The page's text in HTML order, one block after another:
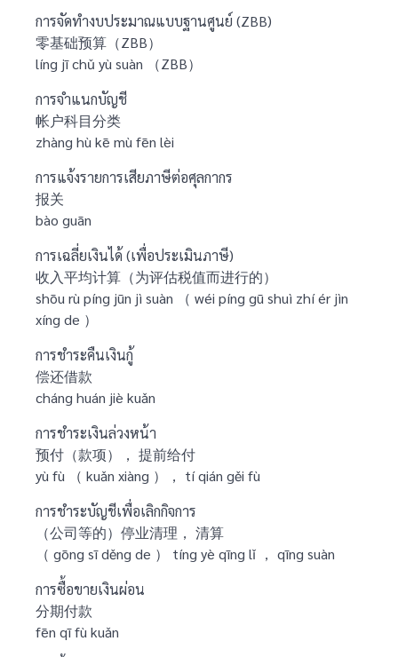
การจัดทำงบประมาณแบบฐานศูนย์ (ZBB)
零基础预算（ZBB）
líng jī chǔ yù suàn （ZBB）
การจำแนกบัญชี
帐户科目分类
zhàng hù kē mù fēn lèi
การแจ้งรายการเสียภาษีต่อศุลกากร
报关
bào guān
การเฉลี่ยเงินได้ (เพื่อประเมินภาษี)
收入平均计算（为评估税值而进行的）
shōu rù píng jūn jì suàn （ wéi píng gū shuì zhí ér jìn
xíng de ）
การชำระคืนเงินกู้
偿还借款
cháng huán jiè kuǎn
การชำระเงินล่วงหน้า
预付（款项）， 提前给付
yù fù （ kuǎn xiàng ）， tí qián gěi fù
การชำระบัญชีเพื่อเลิกกิจการ
（公司等的）停业清理， 清算
（ gōng sī děng de ） tíng yè qīng lǐ ， qīng suàn
การซื้อขายเงินผ่อน
分期付款
fēn qī fù kuǎn